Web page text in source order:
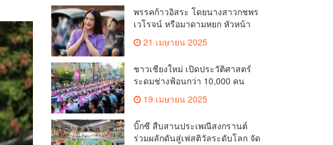
คุณภาพชีวิตของชาวเชียงใหม่
พรรคก้าวอิสระ โดยนางสาวกชพร
เวโรจน์ หรือมาดามหยก หัวหน้า
พรรคฯ จัดการประชุมใหญ่สามัญ
ประจำปี 2568 พรรคก้าวอิสระ ครั้ง
21 เมษายน 2025
ชาวเชียงใหม่ เปิดประวัติศาสตร์
ระดมช่างฟ้อนกว่า 10,000 คน
ร่วมบันทึกสถิติโลก Guinness
World Records สำเร็จทำลายสถิติ
7,218 คน เฉลิมฉลองในวาระครบ
รอบ 729 ปีแห่งการสถาปนาเมือง
เชียงใหม่
19 เมษายน 2025
บิ๊กซี สืบสานประเพณีสงกรานต์
ร่วมผลักดันสู่เฟสติวัลระดับโลก จัด